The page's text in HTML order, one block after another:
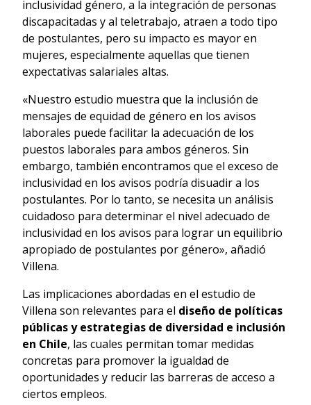
inclusividad género, a la integración de personas
discapacitadas y al teletrabajo, atraen a todo tipo
de postulantes, pero su impacto es mayor en
mujeres, especialmente aquellas que tienen
expectativas salariales altas.
«Nuestro estudio muestra que la inclusión de
mensajes de equidad de género en los avisos
laborales puede facilitar la adecuación de los
puestos laborales para ambos géneros. Sin
embargo, también encontramos que el exceso de
inclusividad en los avisos podría disuadir a los
postulantes. Por lo tanto, se necesita un análisis
cuidadoso para determinar el nivel adecuado de
inclusividad en los avisos para lograr un equilibrio
apropiado de postulantes por género», añadió
Villena.
Las implicaciones abordadas en el estudio de
Villena son relevantes para el diseño de políticas
públicas y estrategias de diversidad e inclusión
en Chile, las cuales permitan tomar medidas
concretas para promover la igualdad de
oportunidades y reducir las barreras de acceso a
ciertos empleos.